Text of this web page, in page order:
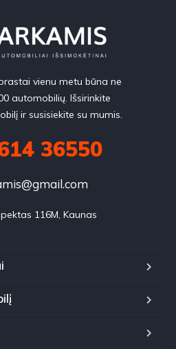
vienu metu būna ne
automobilių. Išsirinkite
ir susisiekite su mumis.
36550
116M, Kaunas